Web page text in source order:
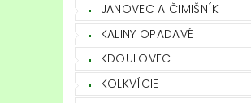
JANOVEC A ČIMIŠNÍK
KALINY OPADAVÉ
KDOULOVEC
KOLKVÍCIE